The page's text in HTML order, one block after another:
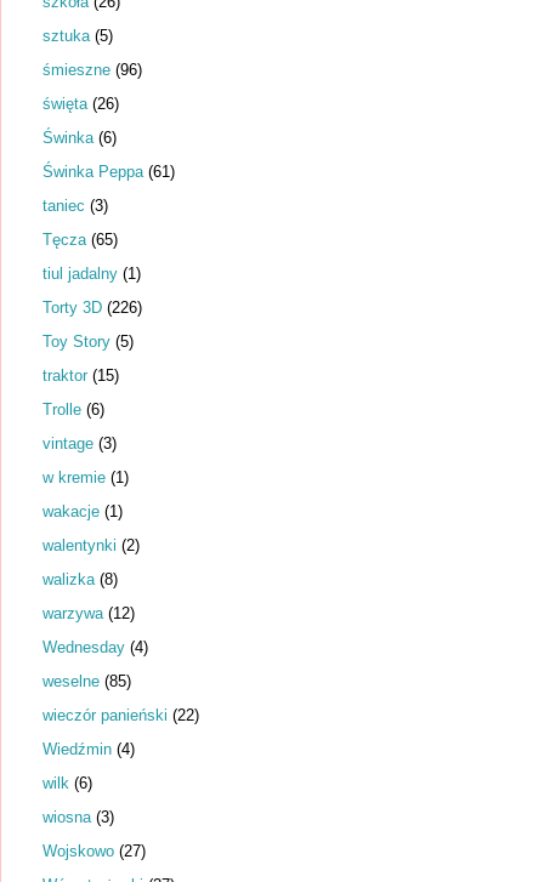
sztuka (5)
śmieszne (96)
święta (26)
Świnka (6)
Świnka Peppa (61)
taniec (3)
Tęcza (65)
tiul jadalny (1)
Torty 3D (226)
Toy Story (5)
traktor (15)
Trolle (6)
vintage (3)
w kremie (1)
wakacje (1)
walentynki (2)
walizka (8)
warzywa (12)
Wednesday (4)
weselne (85)
wieczór panieński (22)
Wiedźmin (4)
wilk (6)
wiosna (3)
Wojskowo (27)